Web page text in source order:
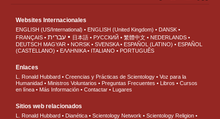
Websites Internacionales
ENGLISH (US/International) ENGLISH (United Kingdom)
DANSK
FRANÇAIS
עברית 日本語 РУССКИЙ 繁體中文
NEDERLANDS
DEUTSCH MAGYAR NORSK SVENSKA ESPAÑOL (LATINO)
ESPAÑOL
(CASTELLANO)
ΕΛΛΗΝΙΚA ITALIANO PORTUGUÊS
Enlaces
L. Ronald Hubbard Creencias y Prácticas de Scientology
Voz para la
Humanidad
Ministros Voluntarios Preguntas Frecuentes Libros
Cursos
en línea
Más Información Contactar Lugares
Sitios web relacionados
L. Ronald Hubbard Dianética Scientology Network Scientology Religion